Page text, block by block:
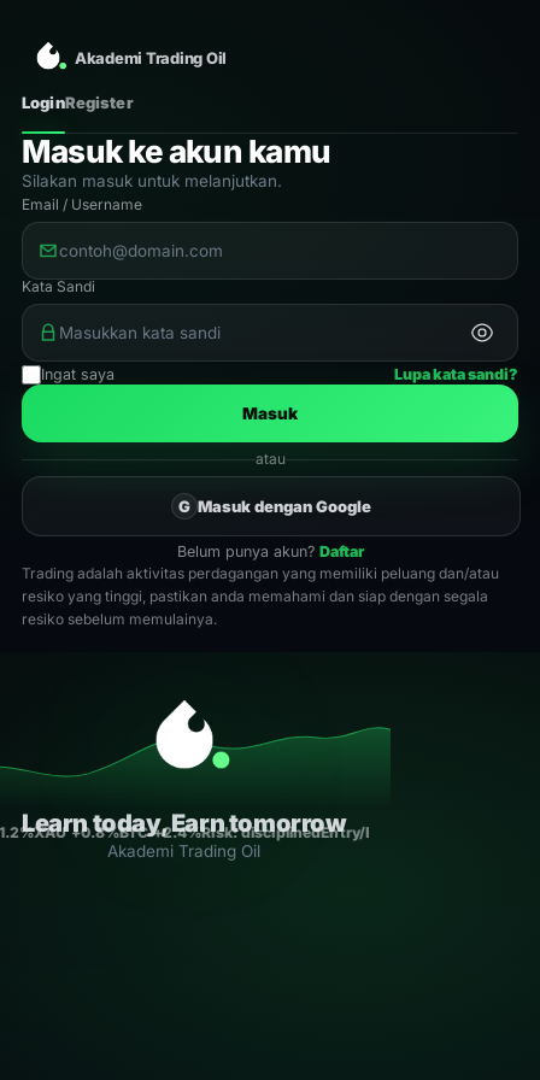
Akademi Trading Oil
LoginRegister
Masuk ke akun kamu
Silakan masuk untuk melanjutkan.
Email / Username
Kata Sandi
Ingat saya Lupa kata sandi?
Masuk
atau
G Masuk dengan Google
Belum punya akun? Daftar
Trading adalah aktivitas perdagangan yang memiliki peluang dan/atau
resiko yang tinggi, pastikan anda memahami dan siap dengan segala
resiko sebelum memulainya.
Learn today, Earn tomorrow
Akademi Trading Oil
XAU +0.8%BTC +2.4%Risk: disciplinedEntry/Exit: rule-based